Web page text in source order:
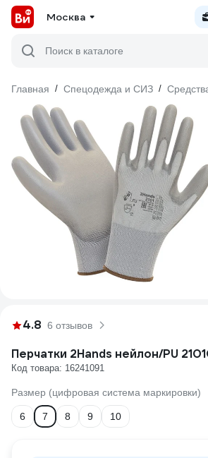
Москва
Поиск в каталоге
Главная / Спецодежда и СИЗ /
4.8 6 отзывов
Перчатки 2Hands нейлон/PU
Код товара: 16241091
Размер (цифровая система маркировки)
6 7 8 9 10